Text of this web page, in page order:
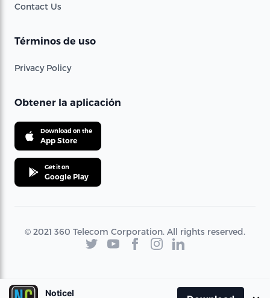
Contact Us
Términos de uso
Privacy Policy
Obtener la aplicación
Download on the
App Store
Get it on
Google Play
© 2021 360 Telecom Corporation. All rights reserved.
Noticel